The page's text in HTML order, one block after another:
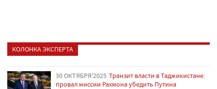
КОЛОНКА ЭКСПЕРТА
30 ОКТЯБРЯ'2025 Транзит власти в Таджикистане:
провал миссии Рахмона убедить Путина